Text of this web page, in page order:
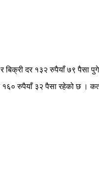
बिक्री दर १३२ रुपैयाँ ७९ पैसा
रुपैयाँ ३२ पैसा रहेको छ ।